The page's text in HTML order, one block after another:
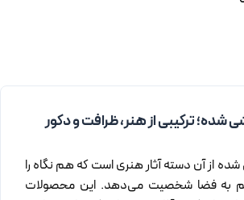
شده؛ ترکیبی از هنر، ظرافت و دکور
از آن دسته آثار هنری است که هم نگاه را
به فضا شخصیت می‌دهد. این محصولات